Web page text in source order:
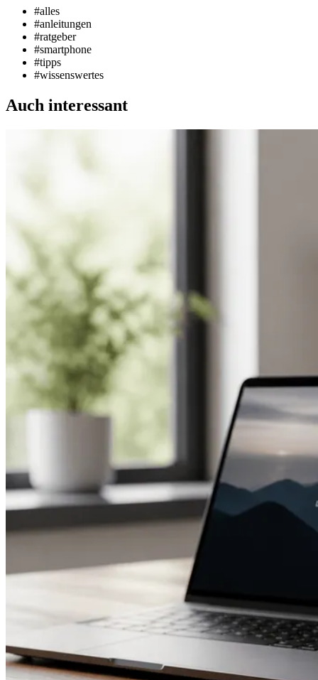
#alles
#anleitungen
#ratgeber
#smartphone
#tipps
#wissenswertes
Auch interessant